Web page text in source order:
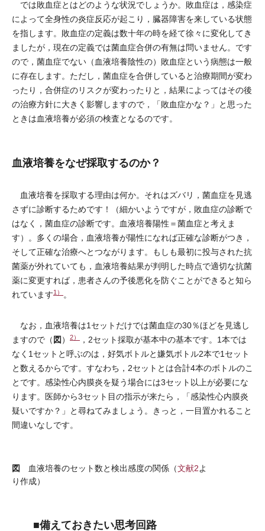
では敗血症とはどのような状況でしょうか。敗血症は，感染症
によって全身性の炎症反応が起こり，臓器障害を来している状態
を指します。敗血症の定義は数十年の時を経て徐々に変化してき
ましたが，現在の定義では菌血症合併の有無は問いません。です
ので，菌血症でない（血液培養陰性の）敗血症という病態は一般
に存在します。ただし，菌血症を合併していると治療期間が変わ
ったり，合併症のリスクが変わったりと，結果によってはその後
の治療方針に大きく影響しますので，「敗血症かな？」と思った
ときは血液培養が必須の検査となるのです。
血液培養をなぜ採取するのか？
血液培養を採取する理由は何か。それはズバリ，菌血症を見逃
さずに診断するためです！（細かいようですが，敗血症の診断で
はなく，菌血症の診断です。血液培養陽性＝菌血症と考えま
す）。多くの場合，血液培養が陽性になれば正確な診断がつき，
そして正確な治療へとつながります。もしも最初に投与された抗
菌薬が外れていても，血液培養結果が判明した時点で適切な抗菌
薬に変更すれば，患者さんの予後悪化を防ぐことができると知ら
れています1） 。
なお，血液培養は1セットだけでは菌血症の30％ほどを見逃し
ますので（図） 2）
，2セット採取が基本中の基本です。1本では
なく1セットと呼ぶのは，好気ボトルと嫌気ボトル2本で1セット
と数えるからです。すなわち，2セットとは合計4本のボトルのこ
とです。感染性心内膜炎を疑う場合には3セット以上が必要にな
ります。医師から3セット目の指示が来たら，「感染性心内膜炎
疑いですか？」と尋ねてみましょう。きっと，一目置かれること
間違いなしです。
図 血液培養のセット数と検出感度の関係（文献2よ
り作成）
■備えておきたい思考回路